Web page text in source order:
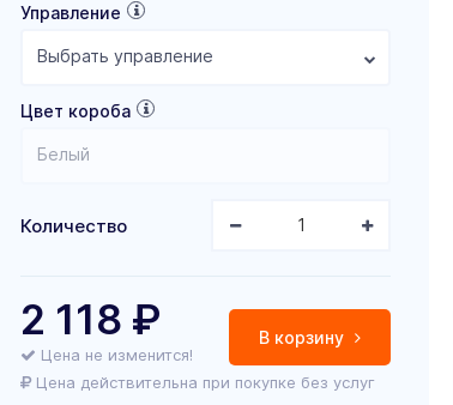
Управление
Выбрать управление
Цвет короба
Белый
Количество
В корзину
2 118 ₽
Цена не изменится!
Цена действительна при покупке без услуг